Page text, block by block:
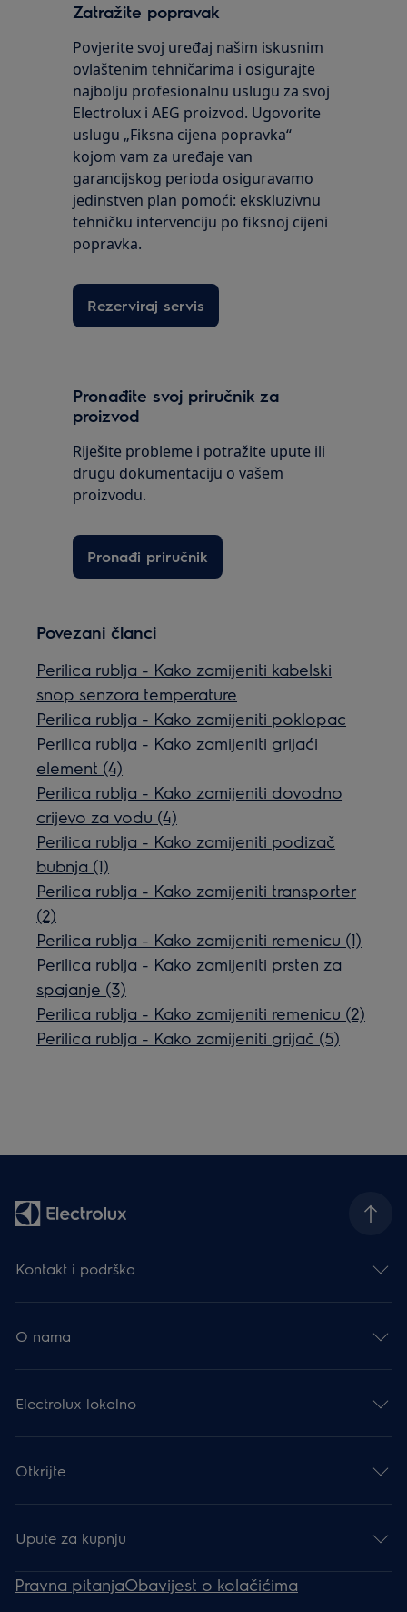
Zatražite popravak
Povjerite svoj uređaj našim iskusnim
ovlaštenim tehničarima i osigurajte
najbolju profesionalnu uslugu za svoj
Electrolux i AEG proizvod. Ugovorite
uslugu „Fiksna cijena popravka“
kojom vam za uređaje van
garancijskog perioda osiguravamo
jedinstven plan pomoći: ekskluzivnu
tehničku intervenciju po fiksnoj cijeni
popravka.
Rezerviraj servis
Pronađite svoj priručnik za
proizvod
Riješite probleme i potražite upute ili
drugu dokumentaciju o vašem
proizvodu.
Pronađi priručnik
Povezani članci
Perilica rublja - Kako zamijeniti kabelski
snop senzora temperature
Perilica rublja - Kako zamijeniti poklopac
Perilica rublja - Kako zamijeniti grijaći
element (4)
Perilica rublja - Kako zamijeniti dovodno
crijevo za vodu (4)
Perilica rublja - Kako zamijeniti podizač
bubnja (1)
Perilica rublja - Kako zamijeniti transporter
(2)
Perilica rublja - Kako zamijeniti remenicu (1)
Perilica rublja - Kako zamijeniti prsten za
spajanje (3)
Perilica rublja - Kako zamijeniti remenicu (2)
Perilica rublja - Kako zamijeniti grijač (5)
Kontakt i podrška
O nama
Electrolux lokalno
Otkrijte
Upute za kupnju
Pravna pitanjaObavijest o kolačićima